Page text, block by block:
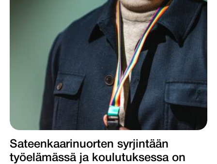
Sateenkaarinuorten syrjintään
työelämässä ja koulutuksessa on